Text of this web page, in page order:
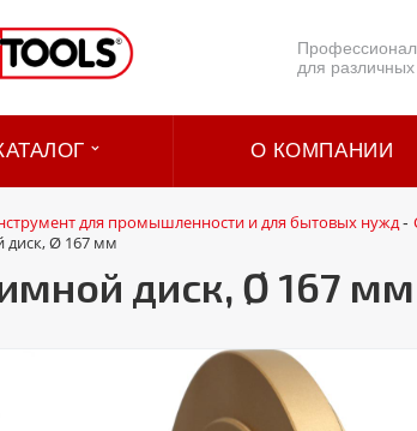
для
О КОМПАНИИ
для промышленности и для бытовых нужд-
Ø 167 мм
диск, Ø 167 мм